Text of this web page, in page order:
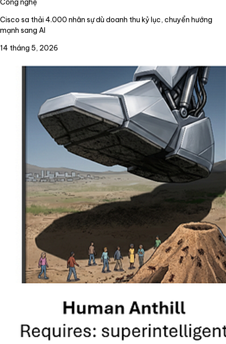
Công nghệ
Cisco sa thải 4.000 nhân sự dù doanh thu kỷ lục, chuyển hướng
mạnh sang AI
14 tháng 5, 2026